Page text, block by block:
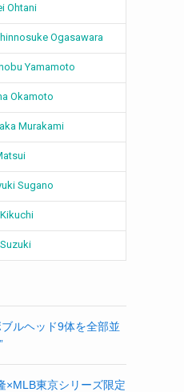
Ohtani
Ogasawara
Yamamoto
Okamoto
Murakami
Sugano
ルヘッド9体を全部並
×MLB東京シリーズ限定